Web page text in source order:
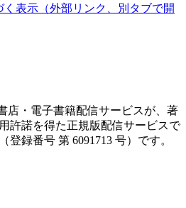
く表示 （外部リンク、別タブで開
店・電子書籍配信サービスが、著
許諾を得た正規版配信サービスで
登録番号 第 6091713 号）です。